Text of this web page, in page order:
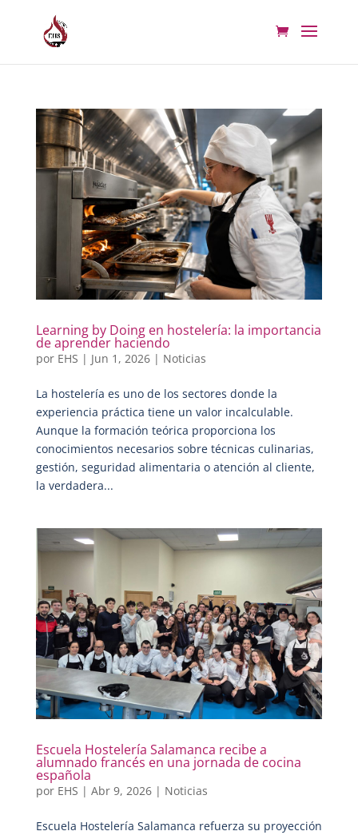
Learning by Doing en hostelería: la importancia
de aprender haciendo
por EHS | Jun 1, 2026| Noticias
La hostelería es uno de los sectores donde la
experiencia práctica tiene un valor incalculable.
Aunque la formación teórica proporciona los
conocimientos necesarios sobre técnicas culinarias,
gestión, seguridad alimentaria o atención al cliente,
la verdadera...
Escuela Hostelería Salamanca recibe a
alumnado francés en una jornada de cocina
española
por EHS | Abr 9, 2026| Noticias
Escuela Hostelería Salamanca refuerza su proyección